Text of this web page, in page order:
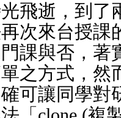
飛逝，到了
次來台授課
課與否，著
之方式，然
可讓同學對